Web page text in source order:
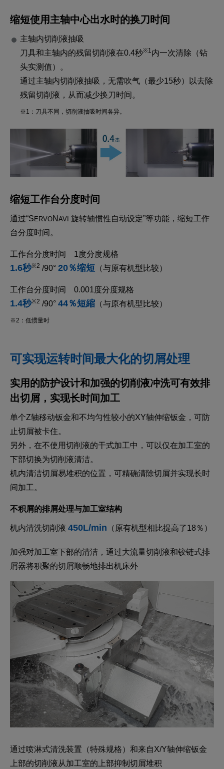
缩短使用主轴中心出水时的换刀时间
主轴内切削液抽吸
刀具和主轴内的残留切削液在0.4秒※1 内一次清除（钻
头实测值）。
通过主轴内切削液抽吸，无需吹气（最少15秒）以去除
残留切削液，从而减少换刀时间。
※1：刀具不同，切削液抽吸时间各异。
缩短工作台分度时间
通过“S ERVON AVI 旋转轴惯性自动设定”等功能，缩短工作
台分度时间。
工作台分度时间 1度分度规格
1.6秒※2 /90° 20％缩短 （与原有机型比较）
工作台分度时间 0.001度分度规格
1.4秒※2 /90° 44％短縮 （与原有机型比较）
※2：低惯量时
可实现运转时间最大化的切屑处理
实用的防护设计和加强的切削液冲洗可有效排
出切屑，实现长时间加工
单个Z轴移动钣金和不均匀性较小的XY轴伸缩钣金，可防
止切屑被卡住。
另外，在不使用切削液的干式加工中，可以仅在加工室的
下部切换为切削液清洁。
机内清洁切屑易堆积的位置，可精确清除切屑并实现长时
间加工。
不积屑的排屑处理与加工室结构
机内清洗切削液 450L/min （原有机型相比提高了18％）
加强对加工室下部的清洁，通过大流量切削液和铰链式排
屑器将积聚的切屑顺畅地排出机床外
通过喷淋式清洗装置（特殊规格）和来自X/Y轴伸缩钣金
上部的切削液从加工室的上部抑制切屑堆积